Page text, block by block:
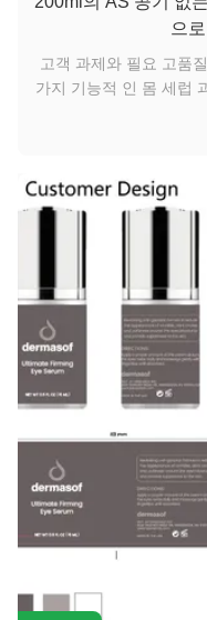
으
고객 과제와 필요 고품
가지 기능적 인 몸 세럽
체 관리 시나리오의 요
하는 방법을 찾을 수 있
를 활용하여 효과에 따라